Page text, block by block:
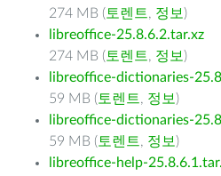
274 MB ( 토렌트, 정보 )
libreoffice-25.8.6.2.tar.xz
274 MB ( 토렌트, 정보 )
libreoffice-dictionaries-
59 MB ( 토렌트, 정보 )
libreoffice-dictionaries-
59 MB ( 토렌트, 정보 )
libreoffice-help-